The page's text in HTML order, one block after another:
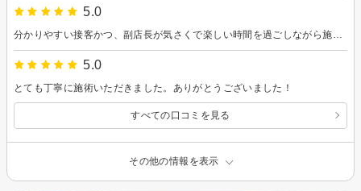
5.0
5.0
とても丁寧に施術いただきました。ありがとうございました！
すべての口コミを見る
その他の情報を表示